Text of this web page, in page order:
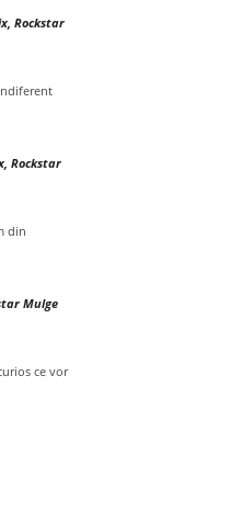
Rockstar
Rockstar
din
Mulge
ce vor